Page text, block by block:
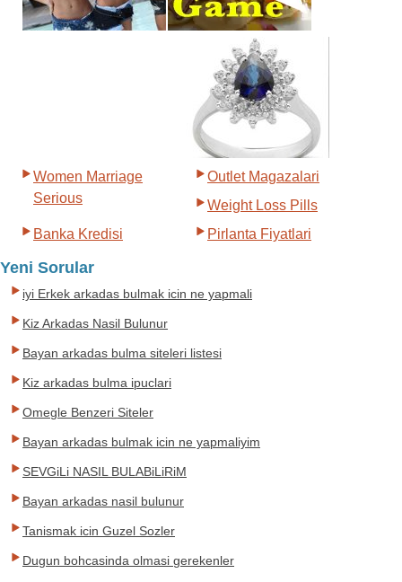
Women Marriage
Serious
Outlet Magazalari
Weight Loss Pills
Banka Kredisi
Pirlanta Fiyatlari
Yeni Sorular
iyi Erkek arkadas bulmak icin ne yapmali
Kiz Arkadas Nasil Bulunur
Bayan arkadas bulma siteleri listesi
Kiz arkadas bulma ipuclari
Omegle Benzeri Siteler
Bayan arkadas bulmak icin ne yapmaliyim
SEVGiLi NASIL BULABiLiRiM
Bayan arkadas nasil bulunur
Tanismak icin Guzel Sozler
Dugun bohcasinda olmasi gerekenler